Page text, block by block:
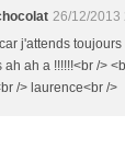
26/12/2013
j'attends
ah a !!!!!!<br />
/> laurence<br />